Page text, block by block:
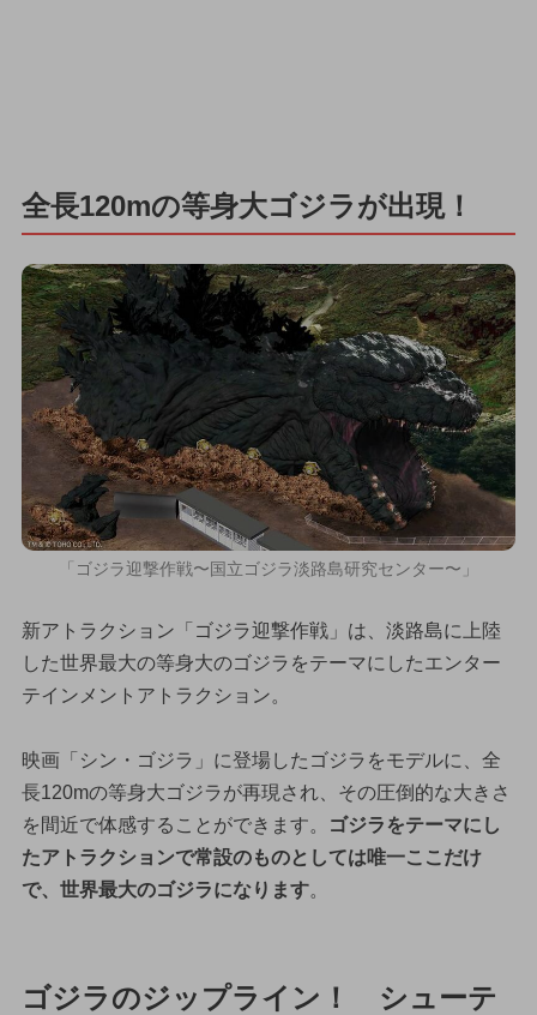
全長120mの等身大ゴジラが出現！
「ゴジラ迎撃作戦〜国立ゴジラ淡路島研究センター〜」
新アトラクション「ゴジラ迎撃作戦」は、淡路島に上陸
した世界最大の等身大のゴジラをテーマにしたエンター
テインメントアトラクション。
映画「シン・ゴジラ」に登場したゴジラをモデルに、全
長120mの等身大ゴジラが再現され、その圧倒的な大きさ
を間近で体感することができます。
ゴジラをテーマにし
たアトラクションで常設のものとしては唯一ここだけ
で、世界最大のゴジラになります。
ゴジラのジップライン！ シューテ